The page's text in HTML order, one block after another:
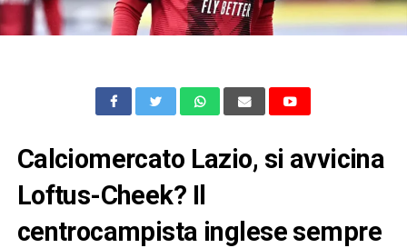
Calciomercato Lazio, si avvicina
Loftus-Cheek? Il
centrocampista inglese sempre